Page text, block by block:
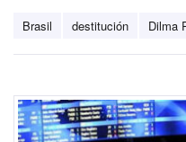
Brasil destitución Dilma